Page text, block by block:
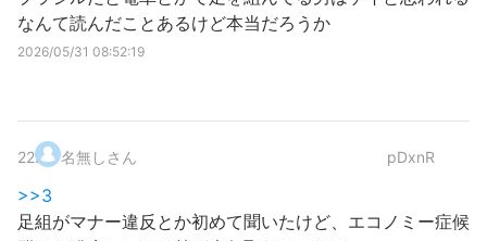
なんて読んだことあるけど本当だろうか
2026/05/31 08:52:19
22. 名無しさん pDxnR
>>3
足組がマナー違反とか初めて聞いたけど、エコノミー症候